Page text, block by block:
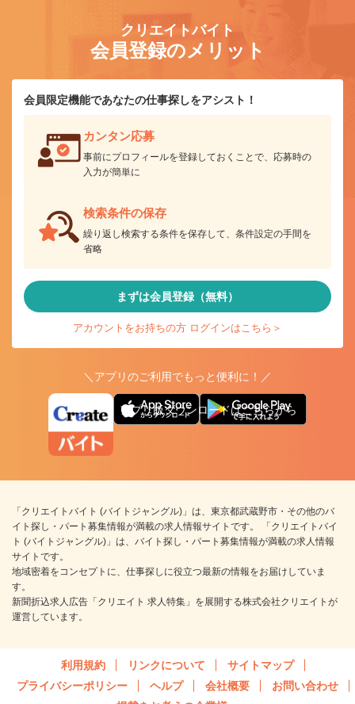
クリエイトバイト
会員登録のメリット
会員限定機能であなたの仕事探しをアシスト！
カンタン応募
事前にプロフィールを登録しておくことで、応募時の
入力が簡単に
検索条件の保存
繰り返し検索する条件を保存して、条件設定の手間を
省略
まずは会員登録（無料）
アカウントをお持ちの方 ログインはこちら＞
＼アプリのご利用でもっと便利に！／
アプリ版ダウンロードはこちらから
「クリエイトバイト (バイトジャングル)」は、東京都武蔵野市・その他のバ
イト探し・パート募集情報が満載の求人情報サイトです。 「クリエイトバイ
ト (バイトジャングル)」は、バイト探し・パート募集情報が満載の求人情報
サイトです。
地域密着をコンセプトに、仕事探しに役立つ最新の情報をお届けしていま
す。
新聞折込求人広告「クリエイト 求人特集」を展開する株式会社クリエイトが
運営しています。
利用規約 リンクについて
サイトマップ
プライバシーポリシー
ヘルプ 会社概要
お問い合わせ